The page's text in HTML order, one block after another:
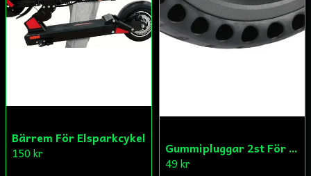
Bärrem För Elsparkcykel
150 kr Gummipluggar 2st För Elsparkcykel
49 kr